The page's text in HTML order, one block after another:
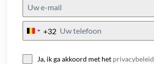
Belgium
+32
Ja, ik ga akkoord met het privacybeleid